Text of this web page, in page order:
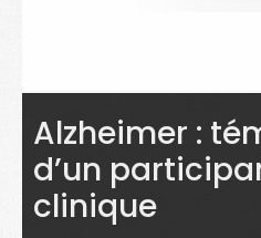
Actualités
Sciences
Maladies
Alzheimer :
d’un
clinique